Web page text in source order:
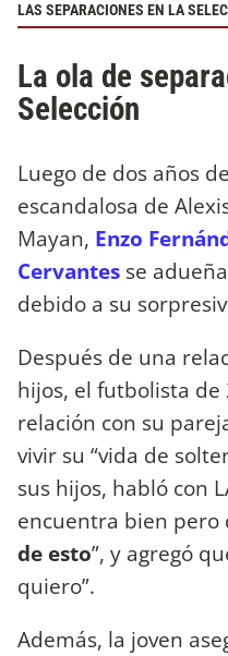
LAS SEPARACIONES EN LA
La ola de
Selección
Luego de dos años
escandalosa de
Mayan, Enzo
Cervantes se
debido a su
Después de una
hijos, el futbolista de
relación con su
vivir su “vida de
sus hijos, habló con
encuentra bien pero
de esto”, y agregó
quiero”.
Además, la joven